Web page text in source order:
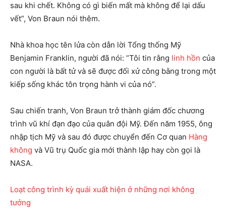
sau khi chết. Không có gì biến mất mà không để lại dấu
vết”, Von Braun nói thêm.
Nhà khoa học tên lửa còn dẫn lời Tổng thống Mỹ
Benjamin Franklin, người đã nói: “Tôi tin rằng linh hồn của
con người là bất tử và sẽ được đối xử công bằng trong một
kiếp sống khác tôn trọng hành vi của nó”.
Sau chiến tranh, Von Braun trở thành giám đốc chương
trình vũ khí đạn đạo của quân đội Mỹ. Đến năm 1955, ông
nhập tịch Mỹ và sau đó được chuyển đến Cơ quan Hàng
không và Vũ trụ Quốc gia mới thành lập hay còn gọi là
NASA.
Loạt công trình kỳ quái xuất hiện ở những nơi không
tưởng